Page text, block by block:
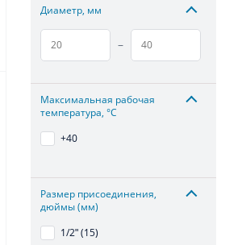
Диаметр, мм
–
Максимальная рабочая
температура, °С
+40
Размер присоединения,
дюймы (мм)
1/2ʺ (15)